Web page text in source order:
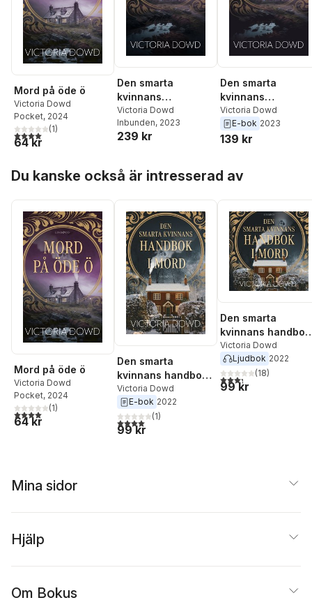
Mord på öde ö
Victoria Dowd
Pocket, 2024
4,0utav 5 stjärnor. Totalt antal röster:
(1)
64 kr
Den smarta
kvinnans
överlevnadsguide
Victoria Dowd
Inbunden, 2023
239 kr
Den smarta
kvinnans
överlevnadsguide
Victoria Dowd
E-bok 2023
139 kr
Du kanske också är intresserad av
Mord på öde ö
Victoria Dowd
Pocket, 2024
4,0utav 5 stjärnor. Totalt antal röster:
(1)
64 kr
Den smarta
kvinnans handbok i
mord
Victoria Dowd
E-bok 2022
4,0utav 5 stjärnor. Totalt antal röster:
(1)
99 kr
Den smarta
kvinnans
mord
Victoria Dowd
Ljudbok 2022
3,3utav 5 stjärnor.
(18)
99 kr
Mina sidor
Hjälp
Om Bokus